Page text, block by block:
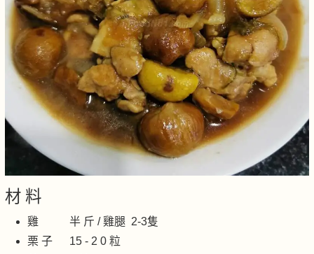
材 料
雞 半 斤 / 雞腿 2-3隻
栗 子 15 - 2 0 粒